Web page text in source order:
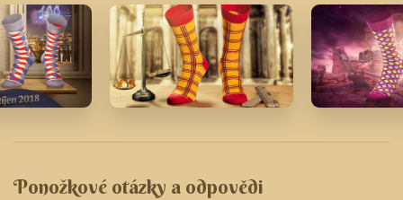
Ponožkové otázky a odpovědi